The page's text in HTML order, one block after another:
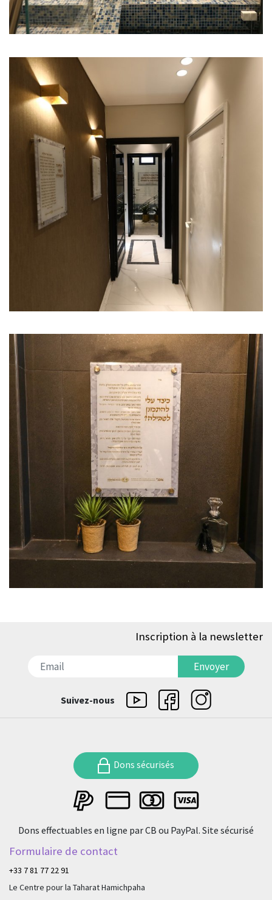
Inscription à la newsletter
Envoyer
Suivez-nous
Formulaire de contact
+33 7 81 77 22 91
Le Centre pour la Taharat Hamichpaha
Dons sécurisés
Dons effectuables en ligne par CB ou PayPal. Site sécurisé